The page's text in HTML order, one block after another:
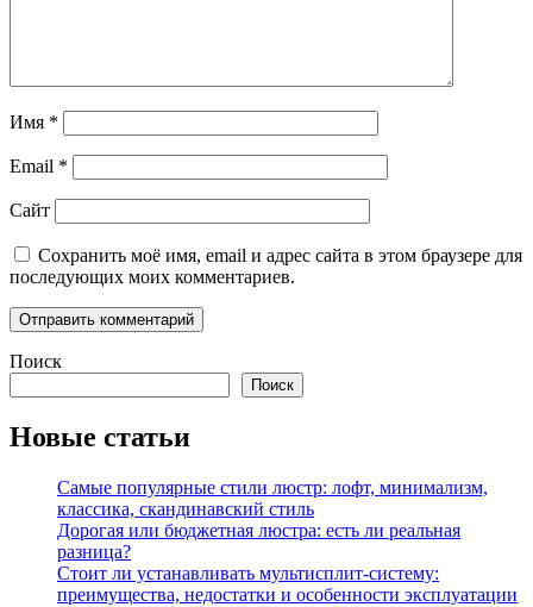
Имя *
Email *
Сайт
Сохранить моё имя, email и адрес сайта в этом браузере для
последующих моих комментариев.
Поиск
Поиск
Новые статьи
Самые популярные стили люстр: лофт, минимализм,
классика, скандинавский стиль
Дорогая или бюджетная люстра: есть ли реальная
разница?
Стоит ли устанавливать мультисплит-систему:
преимущества, недостатки и особенности эксплуатации